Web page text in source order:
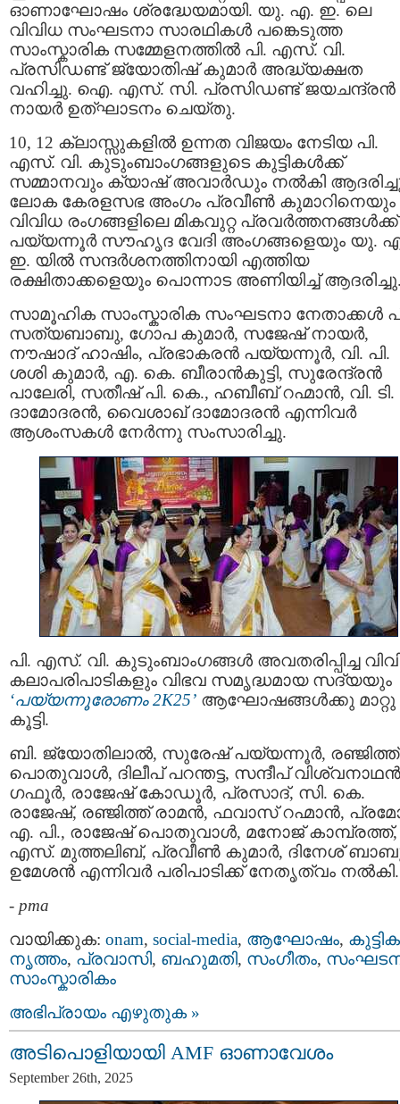
ഓണാഘോഷം ശ്രദ്ധേയമായി. യു. എ. ഇ. ലെ
വിവിധ സംഘടനാ സാരഥികൾ പങ്കെടുത്ത
സാംസ്കാരിക സമ്മേളനത്തിൽ പി. എസ്. വി.
പ്രസിഡണ്ട് ജ്യോതിഷ് കുമാർ അദ്ധ്യക്ഷത
വഹിച്ചു. ഐ. എസ്. സി. പ്രസിഡണ്ട് ജയചന്ദ്രൻ
നായർ ഉത്ഘാടനം ചെയ്തു.
10, 12 ക്ലാസ്സുകളിൽ ഉന്നത വിജയം നേടിയ പി.
എസ്. വി. കുടുംബാംഗങ്ങളുടെ കുട്ടികൾക്ക്
സമ്മാനവും ക്യാഷ് അവാർഡും നൽകി
ലോക കേരളസഭ അംഗം പ്രവീൺ കുമാറിനെയും
വിവിധ രംഗങ്ങളിലെ മികവുറ്റ പ്രവർത്തനങ്ങൾക്ക്
പയ്യന്നൂർ സൗഹൃദ വേദി അംഗങ്ങളെയും യു.
ഇ. യിൽ സന്ദർശനത്തിനായി എത്തിയ
രക്ഷിതാക്കളെയും പൊന്നാട അണിയിച്ച്
സാമൂഹിക സാംസ്കാരിക സംഘടനാ നേതാക്കൾ
സത്യബാബു, ഗോപ കുമാർ, സജേഷ് നായർ,
നൗഷാദ് ഹാഷിം, പ്രഭാകരൻ പയ്യന്നൂർ, വി. പി.
ശശി കുമാർ, എ. കെ. ബീരാൻകുട്ടി, സുരേന്ദ്രൻ
പാലേരി, സതീഷ് പി. കെ., ഹബീബ് റഹ്മാൻ, വി. ടി.
ദാമോദരൻ, വൈശാഖ് ദാമോദരൻ എന്നിവർ
ആശംസകൾ നേർന്നു സംസാരിച്ചു.
പി. എസ്. വി. കുടുംബാംഗങ്ങൾ അവതരിപ്പിച്ച
കലാപരിപാടികളും വിഭവ സമൃദ്ധമായ സദ്യയും
‘പയ്യന്നൂരോണം 2K25’ ആഘോഷങ്ങൾക്കു മാറ്റു
കൂട്ടി.
ബി. ജ്യോതിലാൽ, സുരേഷ് പയ്യന്നൂർ, രഞ്ജിത്ത്
പൊതുവാൾ, ദിലീപ് പറന്തട്ട, സന്ദീപ്
ഗഫൂർ, രാജേഷ് കോഡൂർ, പ്രസാദ്, സി. കെ.
രാജേഷ്, രഞ്ജിത്ത് രാമൻ, ഫവാസ് റഹ്മാൻ,
എ. പി., രാജേഷ് പൊതുവാൾ, മനോജ് കാമ്പ്രത്ത്,
എസ്. മുത്തലിബ്, പ്രവീൺ കുമാർ, ദിനേശ്
ഉമേശൻ എന്നിവർ പരിപാടിക്ക് നേതൃത്വം നൽകി.
- pma
വായിക്കുക: onam, social-media, ആഘോഷം,
നൃത്തം, പ്രവാസി, ബഹുമതി, സംഗീതം,
സാംസ്കാരികം
അഭിപ്രായം എഴുതുക »
അടിപൊളിയായി AMF ഓണാവേശം
September 26th, 2025